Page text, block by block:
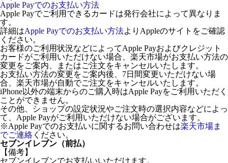
Apple Payでのお支払い方法
Apple Payでご利用できるカードは発行会社によって異なりま
す。
詳細はApple Payでのお支払い方法よりAppleのサイトをご確認
ください。
お客様のご利用状況などによってApple Payおよびクレジット
カードがご利用いただけない場合、楽天市場がお支払い方法の
変更をご案内、またはご注文をキャンセルいたします。
お支払い方法の変更をご案内後、7日間変更いただけない場
合、楽天市場が自動でご注文をキャンセルいたします。
iPhone以外の端末からのご購入時はApple Payをご利用いただく
ことができません。
その他、ショップの設定状況やご注文時の選択内容などによっ
て、Apple Payがご利用いただけない場合がございます。
※Apple Payでのお支払いに関するお問い合わせは楽天市場ま
でご連絡 ください。
セブンイレブン（前払）
【備考】
セブンイレブンでお支払いいただけます。